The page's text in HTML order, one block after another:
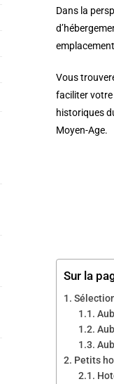
Dans la
Vous
faciliter
historiques
Moyen-Age.
Sur la
Petits